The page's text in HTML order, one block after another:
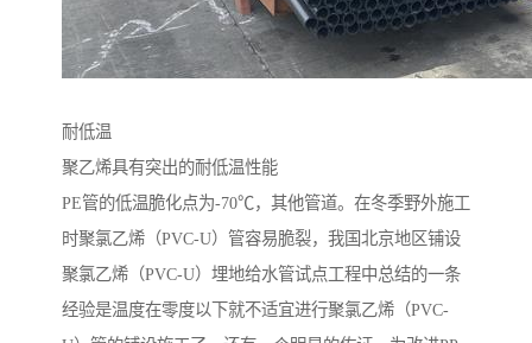
耐低温
聚乙烯具有突出的耐低温性能
PE管的低温脆化点为-70℃，其他管道。在冬季野外施工
时聚氯乙烯（PVC-U）管容易脆裂，我国北京地区铺设
聚氯乙烯（PVC-U）埋地给水管试点工程中总结的一条
经验是温度在零度以下就不适宜进行聚氯乙烯（PVC-